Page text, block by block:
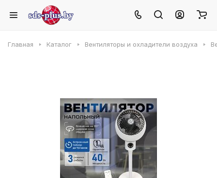
Главная Каталог Вентиляторы и охладители воздуха